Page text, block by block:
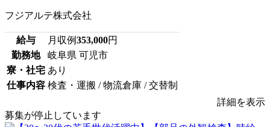
フジアルテ株式会社
給与 月収例353,000円
勤務地
岐阜県 可児市
寮・社宅 あり
仕事内容 検査・運搬 / 物流倉庫 / 交替制
詳細を表示
募集が停止しています